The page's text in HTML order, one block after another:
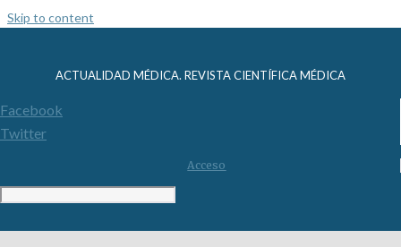
Skip to content
ACTUALIDAD MÉDICA. REVISTA CIENTÍFICA MÉDICA
Facebook
Twitter
Acceso